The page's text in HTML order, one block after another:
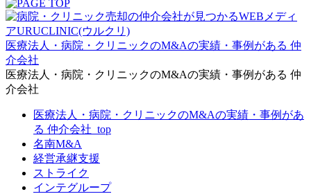
医療法人・病院・クリニックのM&Aの実績・事例がある 仲
介会社
医療法人・病院・クリニックのM&Aの実績・事例がある 仲
介会社
医療法人・病院・クリニックのM&Aの実績・事例があ
る 仲介会社_top
名南M&A
経営承継支援
ストライク
インテグループ